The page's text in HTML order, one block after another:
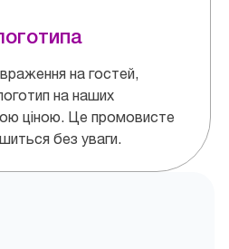
на гостей,
на наших
ціною. Це промовисте
без уваги.